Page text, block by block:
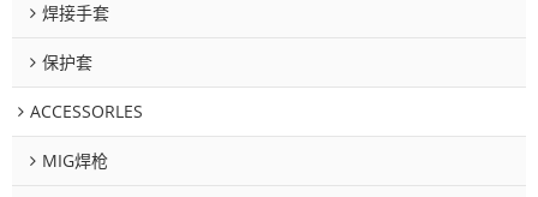
焊接手套
保护套
ACCESSORLES
MIG焊枪